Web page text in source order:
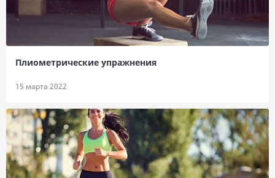
Плиометрические упражнения
15 марта 2022